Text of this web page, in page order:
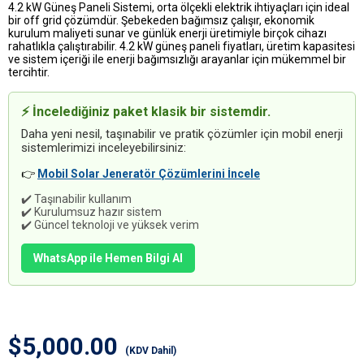
4.2 kW Güneş Paneli Sistemi, orta ölçekli elektrik ihtiyaçları için ideal
biroff grid çözümdür. Şebekeden bağımsız çalışır, ekonomik
kurulum maliyeti sunar ve günlük enerji üretimiyle birçok cihazı
rahatlıkla çalıştırabilir. 4.2 kW güneş paneli fiyatları, üretim kapasitesi
ve sistem içeriği ile enerji bağımsızlığı arayanlar için mükemmel bir
tercihtir.
⚡ İncelediğiniz paket klasik bir sistemdir.
Daha yeni nesil, taşınabilir ve pratik çözümler için mobil enerji
sistemlerimizi inceleyebilirsiniz:
👉 Mobil Solar Jeneratör Çözümlerini İncele
✔️ Taşınabilir kullanım
✔️ Kurulumsuz hazır sistem
✔️ Güncel teknoloji ve yüksek verim
WhatsApp ile Hemen Bilgi Al
$5,000.00 (KDV Dahil)